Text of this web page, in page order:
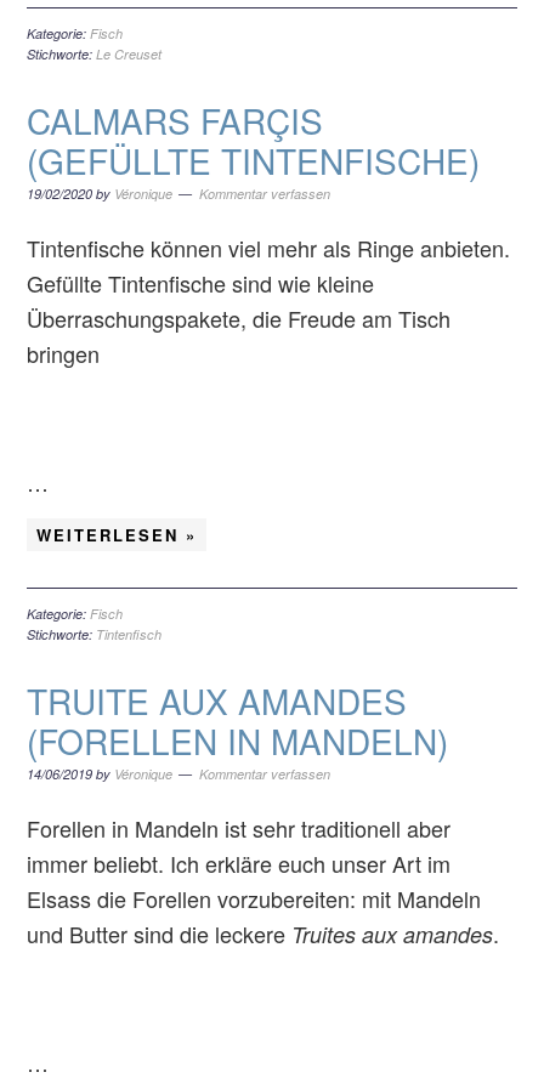
Kategorie:Fisch
Stichworte:Le Creuset
CALMARS FARÇIS
(GEFÜLLTE TINTENFISCHE)
19/02/2020 by Véronique Kommentar verfassen
Tintenfische können viel mehr als Ringe anbieten.
Gefüllte Tintenfische sind wie kleine
Überraschungspakete, die Freude am Tisch
bringen
…
WEITERLESEN »
Kategorie:Fisch
Stichworte: Tintenfisch
TRUITE AUX AMANDES
(FORELLEN IN MANDELN)
14/06/2019 by Véronique Kommentar verfassen
Forellen in Mandeln ist sehr traditionell aber
immer beliebt. Ich erkläre euch unser Art im
Elsass die Forellen vorzubereiten: mit Mandeln
und Butter sind die leckere Truites aux amandes.
…